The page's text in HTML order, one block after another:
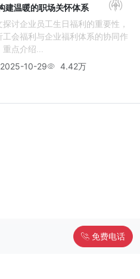
建温暖的职场关怀体系
探讨企业员工生日福利的重要性，
工会福利与企业福利体系的协同作
重点介绍...
2025-10-29
4.42万
免费电话